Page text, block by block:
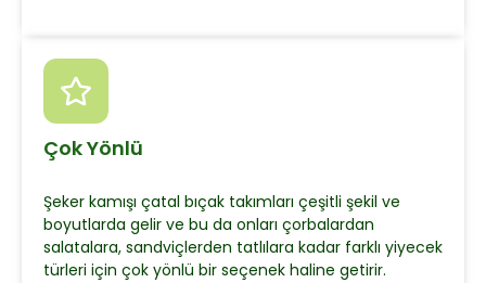
Çok Yönlü
Şeker kamışı çatal bıçak takımları çeşitli şekil ve
boyutlarda gelir ve bu da onları çorbalardan
salatalara, sandviçlerden tatlılara kadar farklı yiyecek
türleri için çok yönlü bir seçenek haline getirir.